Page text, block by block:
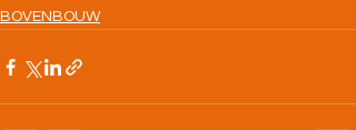
BOVENBOUW